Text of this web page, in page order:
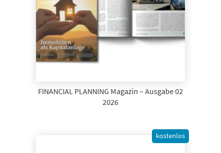
FINANCIAL PLANNING Magazin – Ausgabe 02
2026
kostenlos